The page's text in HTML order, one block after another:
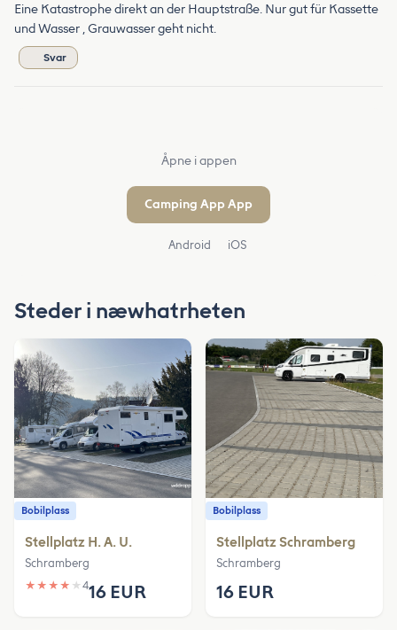
Eine Katastrophe direkt an der Hauptstraße. Nur gut für Kassette
und Wasser , Grauwasser geht nicht.
Svar
Åpne i appen
Camping App App
Android iOS
Steder i næwhatrheten
Bobilplass
Stellplatz H. A. U.
Schramberg
★ ★ ★ ★ ★ 416 EUR
Bobilplass
Stellplatz Schramberg
Schramberg
16 EUR